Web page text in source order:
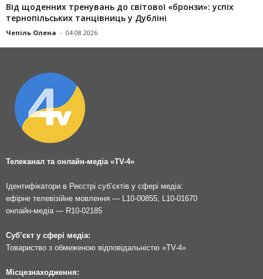
Від щоденних тренувань до світової «бронзи»: успіх
тернопільських танцівниць у Дубліні
Чепіль Олена - 04.08.2026
Телеканал та онлайн-медіа «TV-4»
Ідентифікатори в Реєстрі суб’єктів у сфері медіа:
ефірне телевізійне мовлення — L10-00855, L10-01670
онлайн-медіа — R10-02185
Суб’єкт у сфері медіа:
Товариство з обмеженою відповідальністю «TV-4»
Місцезнаходження: